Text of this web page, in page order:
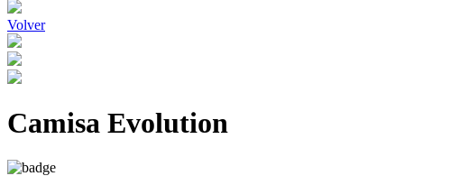
Volver
Camisa Evolution